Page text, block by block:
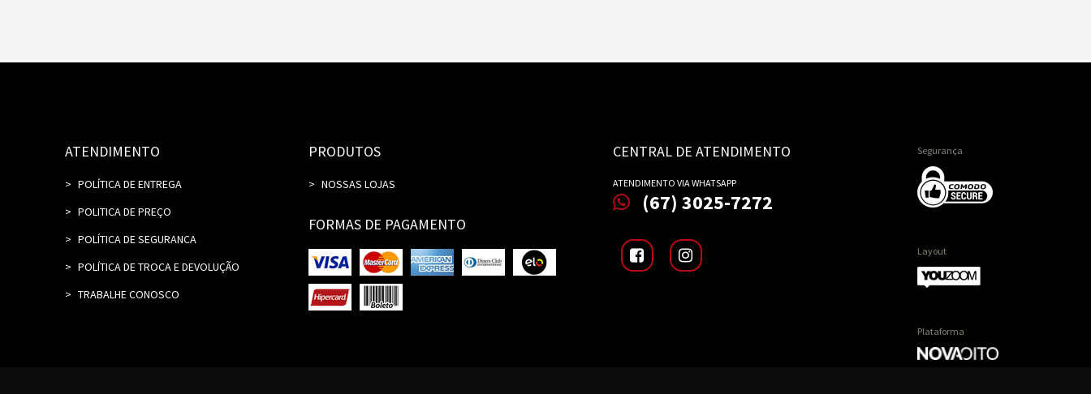
ATENDIMENTO
POLÍTICA DE ENTREGA
POLITICA DE PREÇO
POLÍTICA DE SEGURANCA
POLÍTICA DE TROCA E DEVOLUÇÃO
TRABALHE CONOSCO
PRODUTOS
NOSSAS LOJAS
FORMAS DE PAGAMENTO
CENTRAL DE ATENDIMENTO
ATENDIMENTO VIA WHATSAPP
(67) 3025-7272
Segurança
Layout
Plataforma